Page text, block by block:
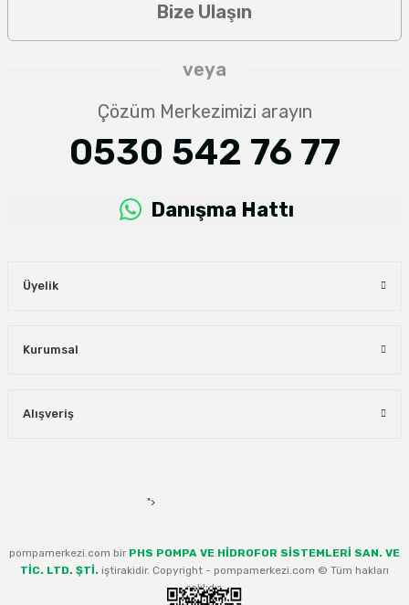
Bize Ulaşın
veya
Çözüm Merkezimizi arayın
0530 542 76 77
Danışma Hattı
Üyelik
Kurumsal
Alışveriş
">
pompamerkezi.com bir PHS POMPA VE HİDROFOR SİSTEMLERİ SAN. VE
TİC. LTD. ŞTİ. iştirakidir. Copyright - pompamerkezi.com © Tüm hakları
saklıdır.